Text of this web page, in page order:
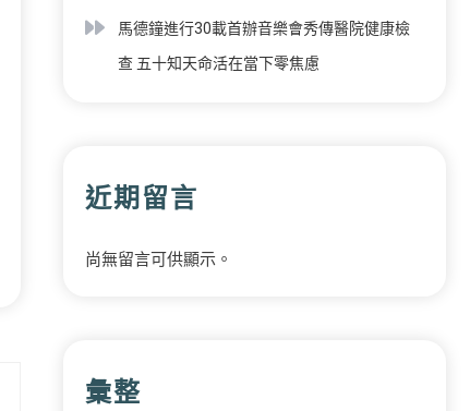
馬德鐘進行30載首辦音樂會秀傳醫院健康檢
查 五十知天命活在當下零焦慮
近期留言
尚無留言可供顯示。
彙整